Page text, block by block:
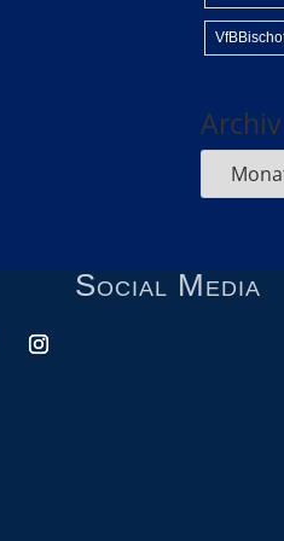
Archiv
Social Media